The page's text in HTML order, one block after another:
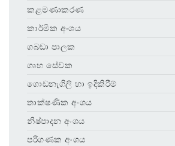
කළමණාකරණ
කාර්මික අංශය
ගබඩා පාලක
ගෘහ සේවක
ගොඩනැගිලි හා ඉදිකිරීම්
තාක්ෂණික අංශය
නිෂ්පාදන අංශය
පරිගණක අංශය